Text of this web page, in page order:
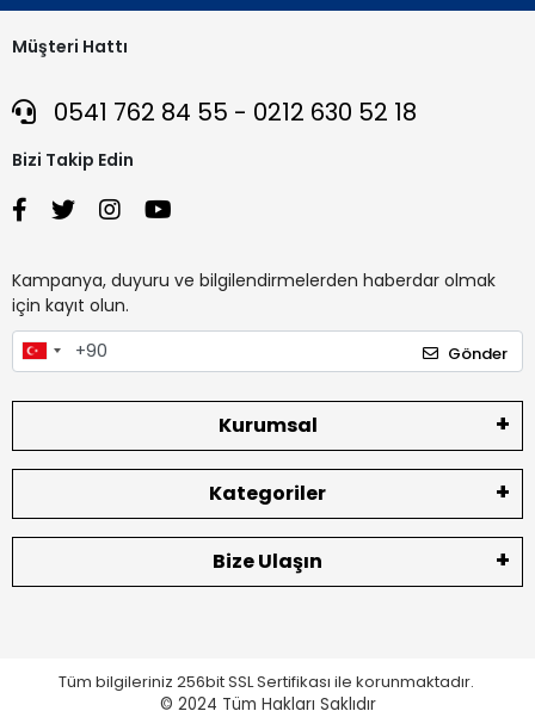
Müşteri Hattı
0541 762 84 55 - 0212 630 52 18
Bizi Takip Edin
Kampanya, duyuru ve bilgilendirmelerden haberdar olmak
için kayıt olun.
Gönder
Kurumsal
Kategoriler
Bize Ulaşın
Tüm bilgileriniz 256bit SSL Sertifikası ile korunmaktadır.
© 2024 Tüm Hakları Saklıdır